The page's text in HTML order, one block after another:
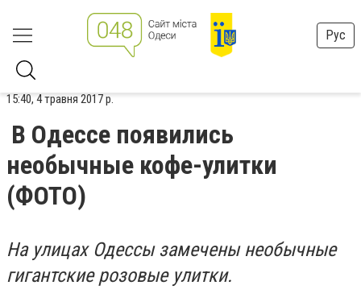
Рус
15:40, 4 травня 2017 р.
В Одессе появились
необычные кофе-улитки
(ФОТО)
На улицах Одессы замечены необычные
гигантские розовые улитки.